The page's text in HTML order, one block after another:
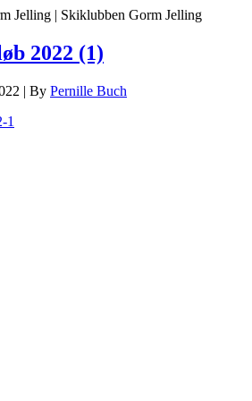
Jelling | Skiklubben Gorm Jelling
2022 (1)
| By Pernille Buch
1